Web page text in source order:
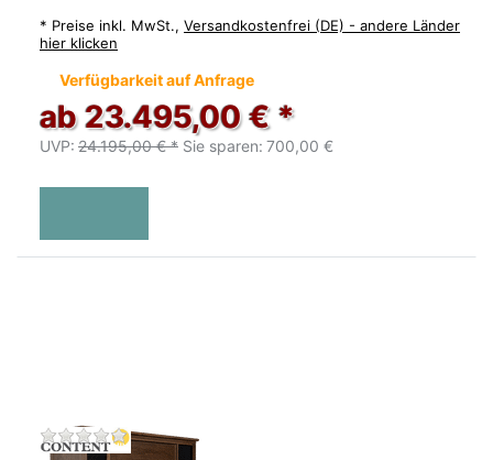
* Preise inkl. MwSt., Versandkostenfrei (DE) - andere Länder
hier klicken
Verfügbarkeit auf Anfrage
ab 23.495,00 € *
UVP: 24.195,00 € * Sie sparen: 700,00 €
Zu diesem Produkt liegen noch keine